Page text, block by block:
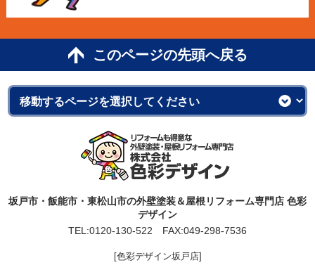
このページの先頭へ戻る
坂戸市・飯能市・東松山市の外壁塗装＆屋根リフォーム専門店 色彩
デザイン
TEL:0120-130-522 FAX:049-298-7536
[色彩デザイン坂戸店]